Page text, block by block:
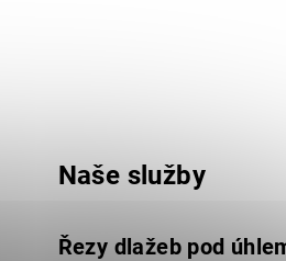
Naše služby
Řezy dlažeb pod